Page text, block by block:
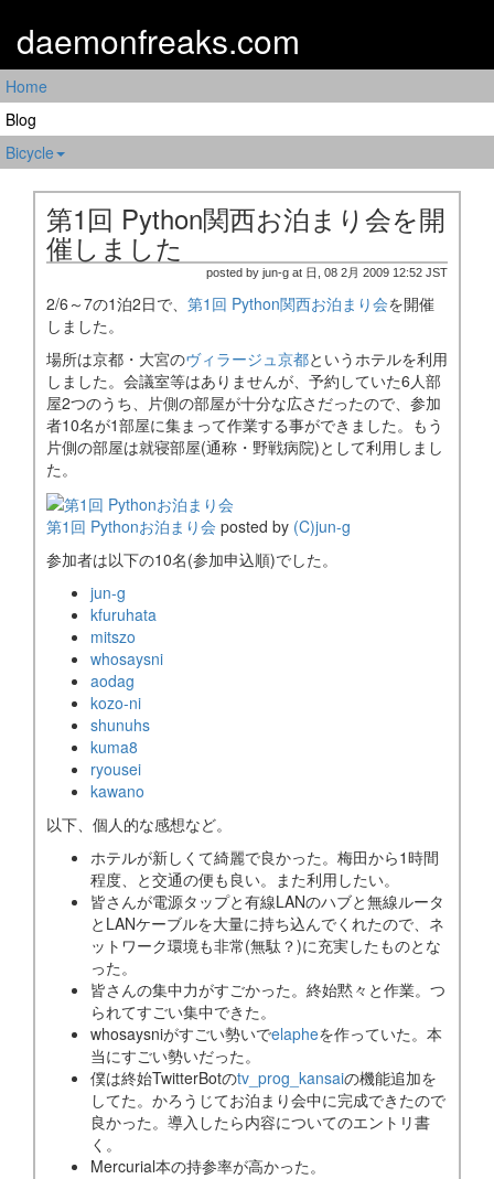
daemonfreaks.com
Home
Blog
Bicycle
第1回 Python関西お泊まり会を開
催しました
posted by jun-g at 日, 08 2月 2009 12:52 JST
2/6～7の1泊2日で、 第1回 Python関西お泊まり会を開催
しました。
場所は京都・大宮のヴィラージュ京都というホテルを利用
しました。会議室等はありませんが、予約していた6人部
屋2つのうち、片側の部屋が十分な広さだったので、参加
者10名が1部屋に集まって作業する事ができました。もう
片側の部屋は就寝部屋(通称・野戦病院)として利用しまし
た。
第1回 Pythonお泊まり会 posted by (C)jun-g
参加者は以下の10名(参加申込順)でした。
jun-g
kfuruhata
mitszo
whosaysni
aodag
kozo-ni
shunuhs
kuma8
ryousei
kawano
以下、個人的な感想など。
ホテルが新しくて綺麗で良かった。梅田から1時間
程度、と交通の便も良い。また利用したい。
皆さんが電源タップと有線LANのハブと無線ルータ
とLANケーブルを大量に持ち込んでくれたので、ネ
ットワーク環境も非常(無駄？)に充実したものとな
った。
皆さんの集中力がすごかった。終始黙々と作業。つ
られてすごい集中できた。
whosaysniがすごい勢いでelapheを作っていた。本
当にすごい勢いだった。
僕は終始TwitterBotのtv_prog_kansaiの機能追加を
してた。かろうじてお泊まり会中に完成できたので
良かった。導入したら内容についてのエントリ書
く。
Mercurial本の持参率が高かった。